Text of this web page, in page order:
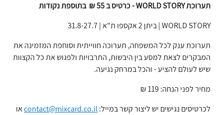
תערוכת WORLD STORY - כרטיס ב 55 ₪ בתוספת נקודות
WORLD STORY | ביתן 2 אקספו ת"א | 31.8-27.7
תערוכת ענק לכל המשפחה, תערוכה חווייתית וסוחפת המזמינה את
המבקרים לצאת למסע בין היבשות, התרבויות ולפגוש את כל הקצוות
שיש לעולם להציע - והכל במרחק נגיעה.
מחיר לפני הנחה: 119 ₪
לכרטיסים נגישים יש ליצור קשר במייל:
contact@mixcard.co.ilאו